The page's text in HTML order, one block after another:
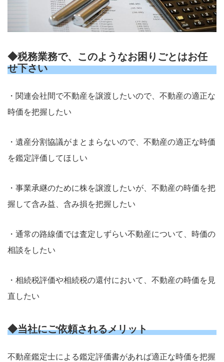
◆税務業務で、このようなお困りごとはお任
せ下さい
・関連会社間で不動産を譲渡したいので、不動産の適正な
時価を把握したい
・遺産分割協議がまとまらないので、不動産の適正な時価
を鑑定評価してほしい
・事業承継のために株を譲渡したいが、不動産の時価を把
握して含み益、含み損を把握したい
・通常の路線価では査定しずらい不動産について、時価の
相談をしたい
・相続税評価や相続税の還付において、不動産の時価を見
直したい
◆当社にご依頼されるメリット
不動産鑑定士による鑑定評価書があれば適正な時価を把握